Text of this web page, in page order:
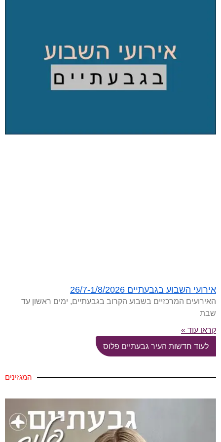
אירועי השבוע בגבעתיים 26/7-1/8/2026
האירועים המרכזיים בשבוע הקרוב בגבעתיים, ימים ראשון עד
שבת
קראו עוד »
לעוד חדשות העיר גבעתיים פלוס
המגזינים